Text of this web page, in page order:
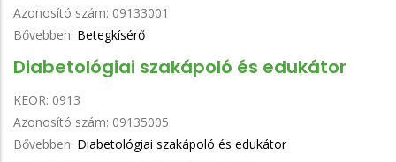
Azonosító szám: 09133001
Bővebben: Betegkísérő
Diabetológiai szakápoló és edukátor
KEOR: 0913
Azonosító szám: 09135005
Bővebben: Diabetológiai szakápoló és edukátor